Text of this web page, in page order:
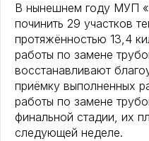
В нынешнем году МУП
починить 29 участков
протяжённостью 13,4
работы по замене
восстанавливают
приёмку выполненных
работы по замене
финальной стадии, их
следующей неделе.